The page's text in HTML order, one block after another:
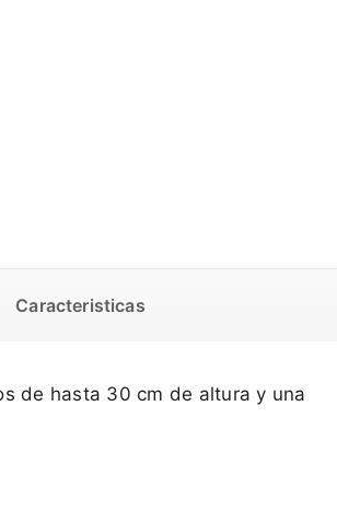
Caracteristicas
de hasta 30 cm de altura y una